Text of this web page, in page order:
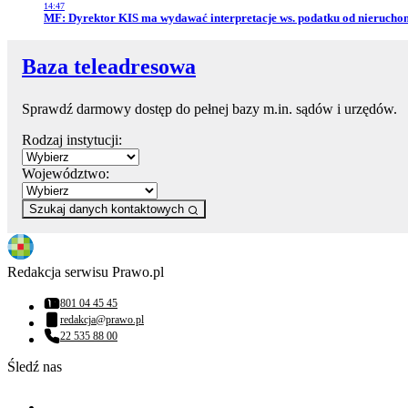
14:47
Przejdź do artykułu:
MF: Dyrektor KIS ma wydawać interpretacje ws. podatku od
Baza teleadresowa
Sprawdź darmowy dostęp do pełnej bazy m.in. sądów i urzędów.
Rodzaj instytucji:
Województwo:
Szukaj danych kontaktowych
Redakcja serwisu Prawo.pl
Numer telefonu:
801 04 45 45
Adres email:
redakcja@prawo.pl
Numer telefonu:
22 535 88 00
Śledź nas